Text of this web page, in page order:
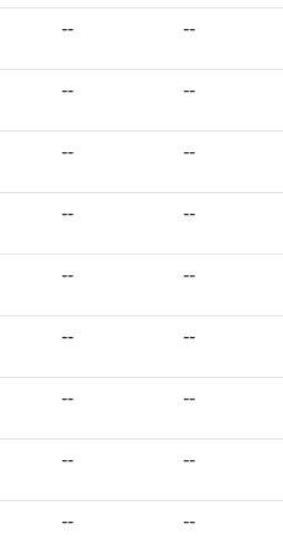
-- --
-- --
-- --
-- --
-- --
-- --
-- --
-- --
-- --